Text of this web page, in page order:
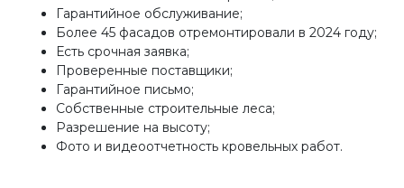
Гарантийное обслуживание;
Более 45 фасадов отремонтировали в 2024 году;
Есть срочная заявка;
Проверенные поставщики;
Гарантийное письмо;
Собственные строительные леса;
Разрешение на высоту;
Фото и видеоотчетность кровельных работ.